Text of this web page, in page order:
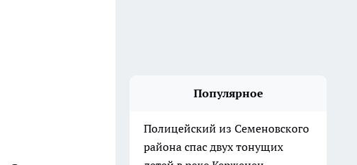
Популярное
Полицейский из Семеновского
района спас двух тонущих